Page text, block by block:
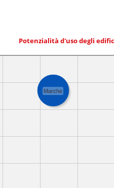
Potenzialità d'uso degli
Marche